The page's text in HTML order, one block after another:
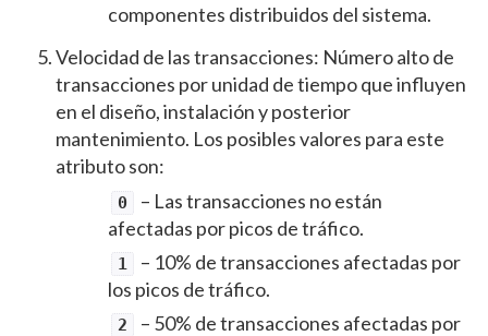
componentes distribuidos del sistema.
Velocidad de las transacciones: Número alto de
transacciones por unidad de tiempo que influyen
en el diseño, instalación y posterior
mantenimiento. Los posibles valores para este
atributo son:
0
– Las transacciones no están
afectadas por picos de tráfico.
1
– 10% de transacciones afectadas por
los picos de tráfico.
2
– 50% de transacciones afectadas por